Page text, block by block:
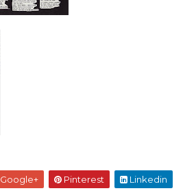
Google+ Pinterest Linkedin